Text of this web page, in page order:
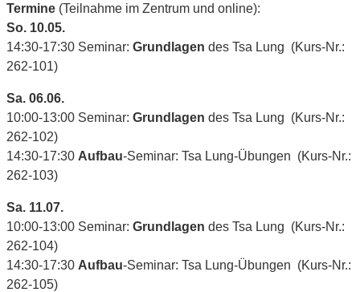
Termine (Teilnahme im Zentrum und online):
So. 10.05.
14:30-17:30 Seminar: Grundlagen des Tsa Lung (Kurs-Nr.:
262-101)
Sa. 06.06.
10:00-13:00 Seminar: Grundlagen des Tsa Lung (Kurs-Nr.:
262-102)
14:30-17:30 Aufbau-Seminar: Tsa Lung-Übungen (Kurs-Nr.:
262-103)
Sa. 11.07.
10:00-13:00 Seminar: Grundlagen des Tsa Lung (Kurs-Nr.:
262-104)
14:30-17:30 Aufbau-Seminar: Tsa Lung-Übungen (Kurs-Nr.:
262-105)